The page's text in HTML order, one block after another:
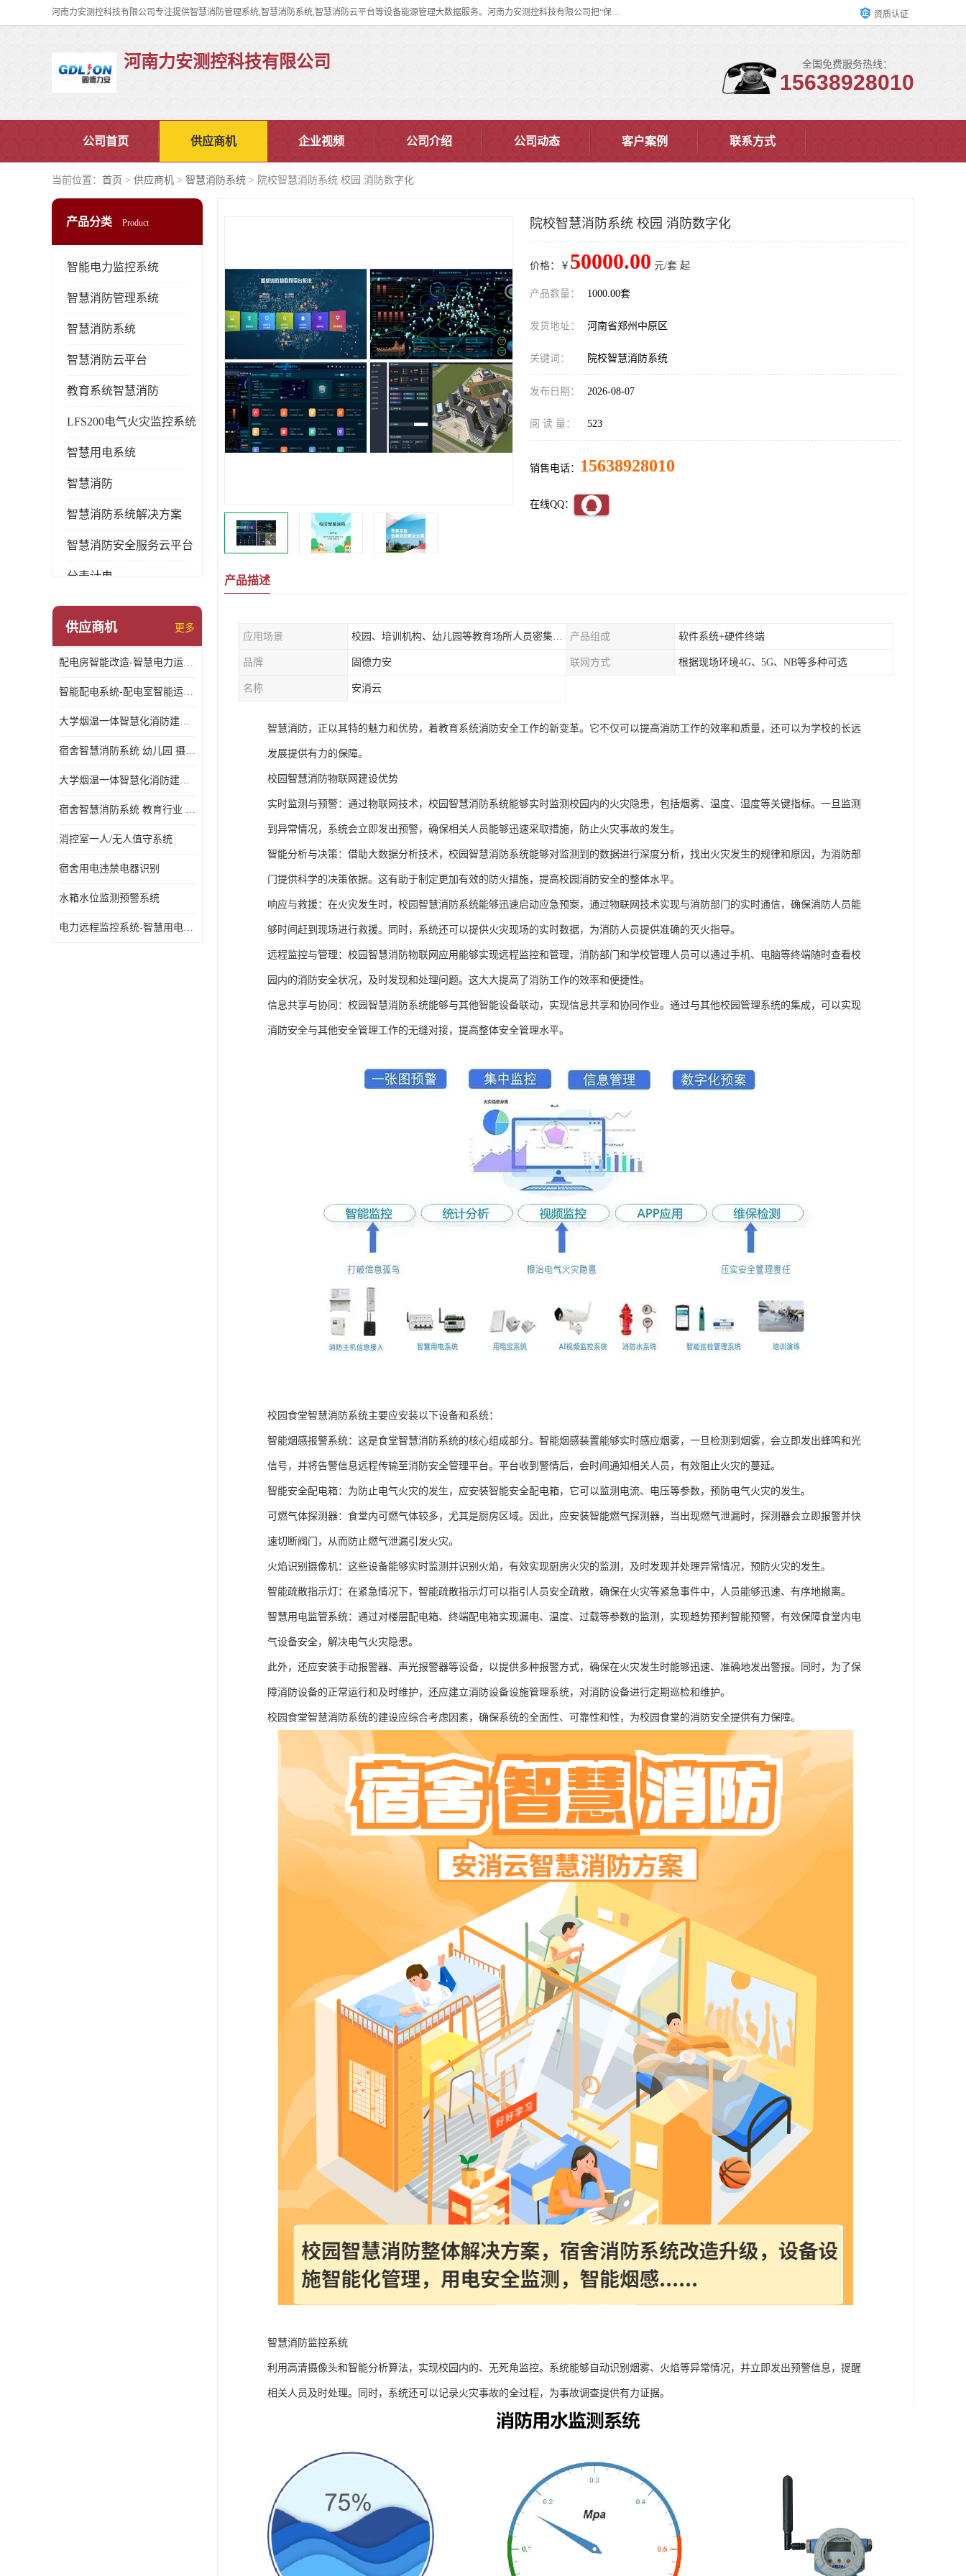
河南力安测控科技有限公司专注提供智慧消防管理系统,智慧消防系统,智慧消防云平台等设备能源管理大数据服务。河南力安测控科技有限公司把“保障设备运行安全可控,让设备管理变得简单”确定为力安的历史使命。 资质认证
河南力安测控科技有限公司 全国免费服务热线：
15638928010
公司首页 供应商机 企业视频 公司介绍 公司动态 客户案例 联系方式
当前位置： 首页 > 供应商机 > 智慧消防系统 > 院校智慧消防系统 校园 消防数字化
产品分类 Product
智能电力监控系统
智慧消防管理系统
智慧消防系统
智慧消防云平台
教育系统智慧消防
LFS200电气火灾监控系统
智慧用电系统
智慧消防
智慧消防系统解决方案
智慧消防安全服务云平台
分表计电
环保用电监管系统
供应商机 更多
配电房智能改造-智慧电力运维云平台
智能配电系统-配电室智能运维监控系统-智能化配电系统平台厂家
大学烟温一体智慧化消防建设 大学校园 消防数字化
宿舍智慧消防系统 幼儿园 摄像头升级
大学烟温一体智慧化消防建设 培训机构 数字化
宿舍智慧消防系统 教育行业 摄像头升级
消控室一人/无人值守系统
宿舍用电违禁电器识别
水箱水位监测预警系统
电力远程监控系统-智慧用电安全监控管理系统
院校智慧消防系统 校园 消防数字化
价格：￥ 50000.00 元/套 起
产品数量： 1000.00套
发货地址： 河南省郑州中原区
关键词： 院校智慧消防系统
发布日期： 2026-08-07
阅 读 量： 523
销售电话： 15638928010
在线QQ：
产品描述
应用场景 校园、培训机构、幼儿园等教育场所人员密集场所消防安全监控管理系统 产品组成 软件系统+硬件终端
品牌 固德力安 联网方式 根据现场环境4G、5G、NB等多种可选
名称 安消云
智慧消防，正以其特的魅力和优势，着教育系统消防安全工作的新变革。它不仅可以提高消防工作的效率和质量，还可以为学校的长远
发展提供有力的保障。
校园智慧消防物联网建设优势
实时监测与预警：通过物联网技术，校园智慧消防系统能够实时监测校园内的火灾隐患，包括烟雾、温度、湿度等关键指标。一旦监测
到异常情况，系统会立即发出预警，确保相关人员能够迅速采取措施，防止火灾事故的发生。
智能分析与决策：借助大数据分析技术，校园智慧消防系统能够对监测到的数据进行深度分析，找出火灾发生的规律和原因，为消防部
门提供科学的决策依据。这有助于制定更加有效的防火措施，提高校园消防安全的整体水平。
响应与救援：在火灾发生时，校园智慧消防系统能够迅速启动应急预案，通过物联网技术实现与消防部门的实时通信，确保消防人员能
够时间赶到现场进行救援。同时，系统还可以提供火灾现场的实时数据，为消防人员提供准确的灭火指导。
远程监控与管理：校园智慧消防物联网应用能够实现远程监控和管理，消防部门和学校管理人员可以通过手机、电脑等终端随时查看校
园内的消防安全状况，及时发现和处理问题。这大大提高了消防工作的效率和便捷性。
信息共享与协同：校园智慧消防系统能够与其他智能设备联动，实现信息共享和协同作业。通过与其他校园管理系统的集成，可以实现
消防安全与其他安全管理工作的无缝对接，提高整体安全管理水平。
校园食堂智慧消防系统主要应安装以下设备和系统：
智能烟感报警系统：这是食堂智慧消防系统的核心组成部分。智能烟感装置能够实时感应烟雾，一旦检测到烟雾，会立即发出蜂鸣和光
信号，并将告警信息远程传输至消防安全管理平台。平台收到警情后，会时间通知相关人员，有效阻止火灾的蔓延。
智能安全配电箱：为防止电气火灾的发生，应安装智能安全配电箱，它可以监测电流、电压等参数，预防电气火灾的发生。
可燃气体探测器：食堂内可燃气体较多，尤其是厨房区域。因此，应安装智能燃气探测器，当出现燃气泄漏时，探测器会立即报警并快
速切断阀门，从而防止燃气泄漏引发火灾。
火焰识别摄像机：这些设备能够实时监测并识别火焰，有效实现厨房火灾的监测，及时发现并处理异常情况，预防火灾的发生。
智能疏散指示灯：在紧急情况下，智能疏散指示灯可以指引人员安全疏散，确保在火灾等紧急事件中，人员能够迅速、有序地撤离。
智慧用电监管系统：通过对楼层配电箱、终端配电箱实现漏电、温度、过载等参数的监测，实现趋势预判智能预警，有效保障食堂内电
气设备安全，解决电气火灾隐患。
此外，还应安装手动报警器、声光报警器等设备，以提供多种报警方式，确保在火灾发生时能够迅速、准确地发出警报。同时，为了保
障消防设备的正常运行和及时维护，还应建立消防设备设施管理系统，对消防设备进行定期巡检和维护。
校园食堂智慧消防系统的建设应综合考虑因素，确保系统的全面性、可靠性和性，为校园食堂的消防安全提供有力保障。
智慧消防监控系统
利用高清摄像头和智能分析算法，实现校园内的、无死角监控。系统能够自动识别烟雾、火焰等异常情况，并立即发出预警信息，提醒
相关人员及时处理。同时，系统还可以记录火灾事故的全过程，为事故调查提供有力证据。